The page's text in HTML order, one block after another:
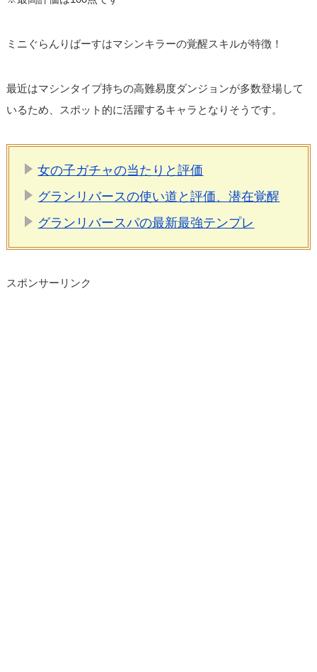
ミニぐらんりばーすはマシンキラーの覚醒スキルが特徴！
最近はマシンタイプ持ちの高難易度ダンジョンが多数登場して
いるため、スポット的に活躍するキャラとなりそうです。
女の子ガチャの当たりと評価
グランリバースの使い道と評価、潜在覚醒
グランリバースパの最新最強テンプレ
スポンサーリンク